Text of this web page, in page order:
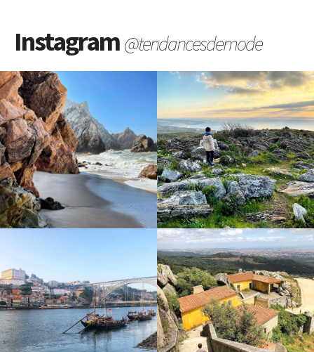
Instagram@tendancesdemode